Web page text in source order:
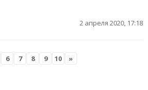
2 апреля 2020, 17:18
6 7 8 9 10 »